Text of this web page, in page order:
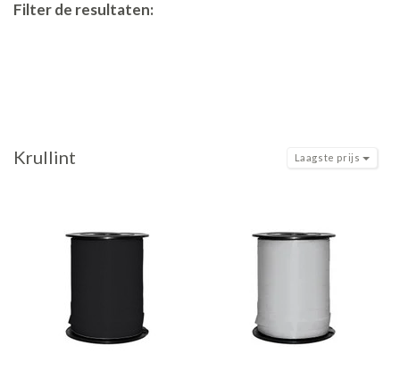
Filter de resultaten:
Krullint Laagste prijs